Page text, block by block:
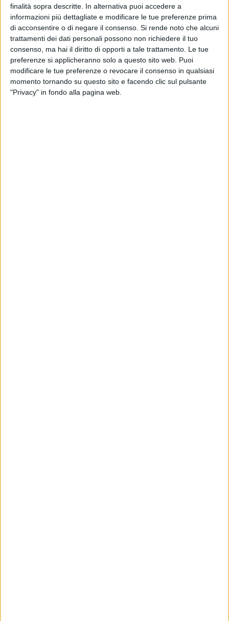
finalità sopra descritte. In alternativa puoi accedere a
informazioni più dettagliate e modificare le tue preferenze prima
di acconsentire o di negare il consenso. Si rende noto che alcuni
trattamenti dei dati personali possono non richiedere il tuo
consenso, ma hai il diritto di opporti a tale trattamento. Le tue
preferenze si applicheranno solo a questo sito web. Puoi
modificare le tue preferenze o revocare il consenso in qualsiasi
momento tornando su questo sito e facendo clic sul pulsante
"Privacy" in fondo alla pagina web.
Trasloco in corso presso il comune di Ruvo. Gli uffici del
protocollo, la segreteria generale, l'ufficio messi e l'ufficio
elettorale dal 12 luglio scorso si sono trasferiti in via
Amendola, presso la ex sede del tribunale. L'annuncio
ufficiale è sul sito internet del comune di Ruvo.
8 AGOSTO 2026
Probabile presenza di un lupo nella aree rurali
di Ruvo di Puglia